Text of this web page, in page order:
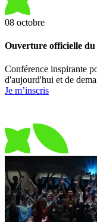
08 octobre
Ouverture officielle du
Conférence inspirante
d'aujourd'hui et de
Je m’inscris